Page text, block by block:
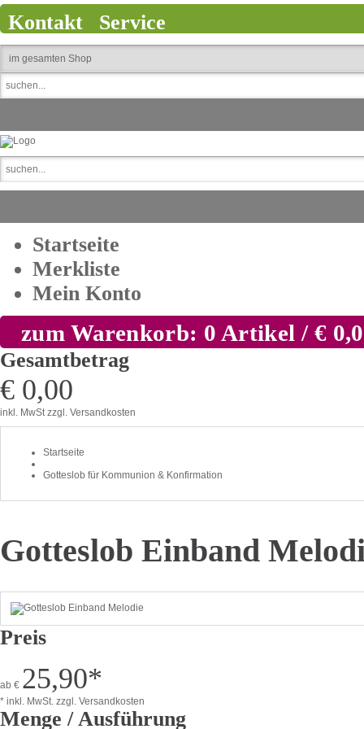
Kontakt Service
Startseite
Merkliste
Mein Konto
zum Warenkorb: 0 Artikel / €
Gesamtbetrag
€ 0,00
inkl. MwStzzgl. Versandkosten
Startseite
Gotteslob für Kommunion & Konfirmation
Gotteslob Einband
Preis
ab € 25,90*
* inkl. MwSt. zzgl. Versandkosten
Menge / Ausführung